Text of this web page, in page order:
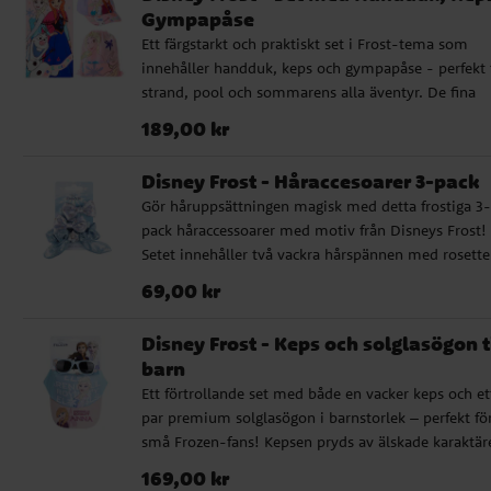
23 cm lång och utformad för att ligga bekvämt i
handen.
Gympapåse
Ett färgstarkt och praktiskt set i Frost-tema som
innehåller handduk, keps och gympapåse - perfekt
strand, pool och sommarens alla äventyr. De fina
sagolik känsla. Handduken är mjuk och skön efter
det enkelt att ta med allt som behövs för en dag
av lek och aktiviteter. ✔️ Innehåller handduk, keps
gympapåse ✔️ Perfekt för strand, pool och utflykter
Lätt att ta med och använda varje dag ✔️ Officiellt
licensierad produkt
Pris: 189,00 kr
189,00 kr
Disney Frost - Håraccesoarer 3-pack
Gör håruppsättningen magisk med detta frostiga 3-
pack håraccessoarer med motiv från Disneys Frost!
Setet innehåller två vackra hårspännen med
scrunchie i glittrande blått med ett charmigt
Pris :69,00 kr
69,00 kr
Disney Frost - Keps och solglasögon
barn
Ett förtrollande set med både en vacker keps och
par premium solglasögon i barnstorlek – perfekt
små Frozen-fans! Kepsen pryds av älskade
Pris: 169,00 kr
169,00 kr